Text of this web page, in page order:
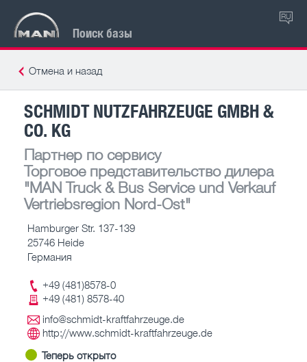
Поиск базы
RU
Отмена и назад
SCHMIDT NUTZFAHRZEUGE GMBH &
CO. KG
Партнер по сервису
Торговое представительство дилера
"MAN Truck & Bus Service und Verkauf
Vertriebsregion Nord-Ost"
Hamburger Str. 137-139
25746 Heide
Германия
+49 (481)8578-0
+49 (481) 8578-40
info@schmidt-kraftfahrzeuge.de
http://www.schmidt-kraftfahrzeuge.de
Теперь открыто